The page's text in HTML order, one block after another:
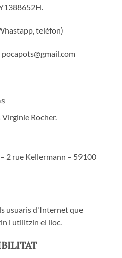
telèfon)
Rocher.
2 rue Kellermann – 59100
usuaris d'Internet que
i utilitzin el lloc.